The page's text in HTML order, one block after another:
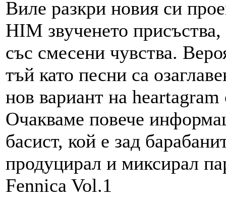
Виле разкри новия си
HIM звученето
със смесени чувства.
тъй като песни са
нов вариант на
Очакваме повече
басист, кой е зад
продуцирал и миксирал
Fennica Vol.1